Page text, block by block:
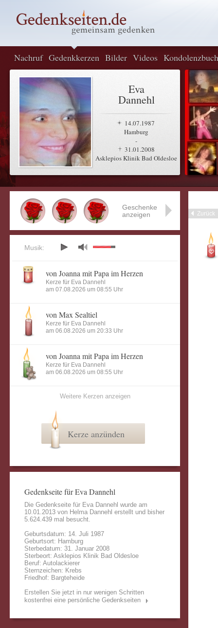
Nachruf Gedenkkerzen Bilder Videos Kondolenzbuch
Eva
Dannehl
14.07.1987
Hamburg
-
31.01.2008
Asklepios Klinik Bad Oldesloe
Zurück
Geschenke
anzeigen
Musik:
von Joanna mit Papa im Herzen
Kerze für Eva Dannehl
am 07.08.2026 um 08:55 Uhr
von Max Sealtiel
Kerze für Eva Dannehl
am 06.08.2026 um 20:33 Uhr
von Joanna mit Papa im Herzen
Kerze für Eva Dannehl
am 06.08.2026 um 08:55 Uhr
Weitere Kerzen anzeigen
Kerze anzünden
Gedenkseite für Eva Dannehl
Die Gedenkseite für Eva Dannehl wurde am
10.01.2013 von Helma Dannehl erstellt und bisher
5.624.439 mal besucht.
Geburtsdatum: 14. Juli 1987
Geburtsort: Hamburg
Sterbedatum: 31. Januar 2008
Sterbeort: Asklepios Klinik Bad Oldesloe
Beruf: Autolackierer
Sternzeichen: Krebs
Friedhof: Bargteheide
Erstellen Sie jetzt in nur wenigen Schritten
kostenfrei eine persönliche Gedenkseiten